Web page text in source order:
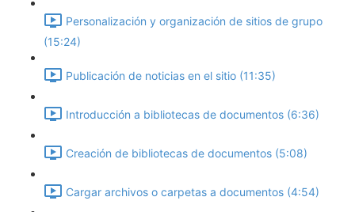
Personalización y organización de sitios de grupo
(15:24)
Publicación de noticias en el sitio (11:35)
Introducción a bibliotecas de documentos (6:36)
Creación de bibliotecas de documentos (5:08)
Cargar archivos o carpetas a documentos (4:54)